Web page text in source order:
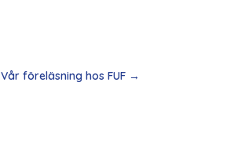
Vår föreläsning hos FUF→